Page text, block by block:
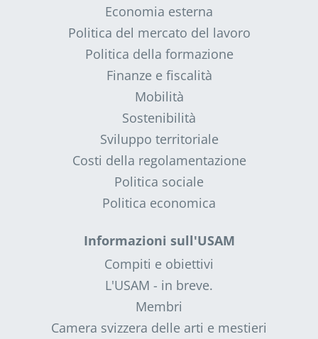
Economia esterna
Politica del mercato del lavoro
Politica della formazione
Finanze e fiscalità
Mobilità
Sostenibilità
Sviluppo territoriale
Costi della regolamentazione
Politica sociale
Politica economica
Informazioni sull'USAM
Compiti e obiettivi
L'USAM - in breve.
Membri
Camera svizzera delle arti e mestieri